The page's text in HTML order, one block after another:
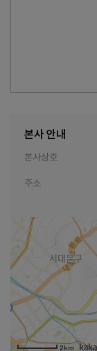
본사 안내
본사상호
주소
2km